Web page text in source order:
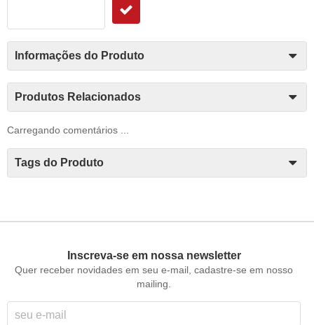
Informações do Produto
Produtos Relacionados
Carregando comentários ...
Tags do Produto
Inscreva-se em nossa newsletter
Quer receber novidades em seu e-mail, cadastre-se em nosso
mailing.